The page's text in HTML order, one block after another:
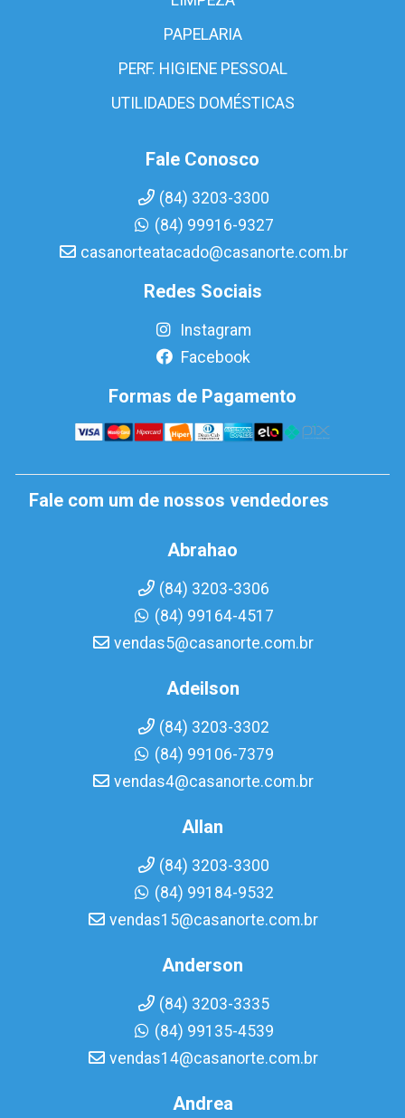
PAPELARIA
PERF. HIGIENE PESSOAL
UTILIDADES DOMÉSTICAS
Fale Conosco
(84) 3203-3300
(84) 99916-9327
casanorteatacado@casanorte.com.br
Redes Sociais
Instagram
Facebook
Formas de Pagamento
Fale com um de nossos vendedores
Abrahao
(84) 3203-3306
(84) 99164-4517
vendas5@casanorte.com.br
Adeilson
(84) 3203-3302
(84) 99106-7379
vendas4@casanorte.com.br
Allan
(84) 3203-3300
(84) 99184-9532
vendas15@casanorte.com.br
Anderson
(84) 3203-3335
(84) 99135-4539
vendas14@casanorte.com.br
Andrea